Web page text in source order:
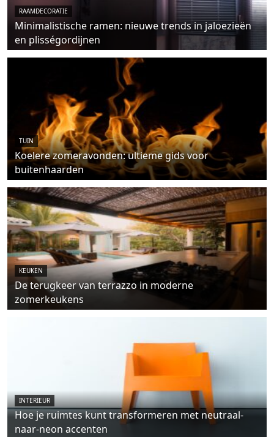
RAAMDECORATIE
Minimalistische ramen: nieuwe trends in jaloezieën
en plisségordijnen
TUIN
Koelere zomeravonden: ultieme gids voor
buitenhaarden
KEUKEN
De terugkeer van terrazzo in moderne
zomerkeukens
INTERIEUR
Hoe je ruimtes kunt transformeren met neutraal-
naar-neon accenten